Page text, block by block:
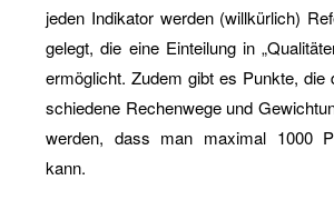
jeden In­di­ka­tor wer­den (will­kür­lich)
ge­legt, die eine Ein­tei­lung in
er­mög­licht. Zudem gibt es Punk­te,
schie­de­ne Re­chen­we­ge und
wer­den, dass man ma­xi­mal 1000
kann.